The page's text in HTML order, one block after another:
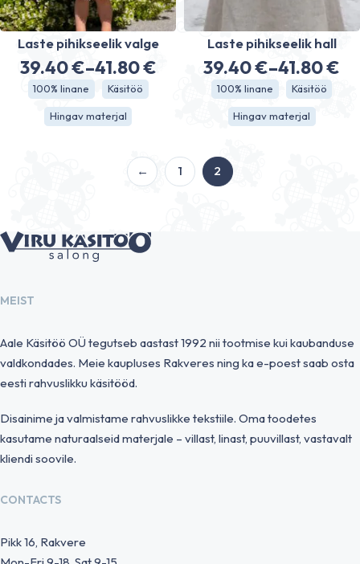
Laste pihikseelik valge
39.40€–41.80€
Price
range:
39.40 €
41.80 €
100% linane Käsitöö
Hingav materjal
Laste pihikseelik hall
39.40€–41.80€
Price
range:
39.40 €
100% linane Käsitöö
Hingav materjal
← 1 2
MEIST
Aale Käsitöö OÜ tegutseb aastast 1992 nii tootmise kui kaubanduse
valdkondades. Meie kaupluses Rakveres ning ka e-poest saab osta
eesti rahvuslikku käsitööd.
Disainime ja valmistame rahvuslikke tekstiile. Oma toodetes
kasutame naturaalseid materjale – villast, linast, puuvillast, vastavalt
kliendi soovile.
CONTACTS
Pikk 16, Rakvere